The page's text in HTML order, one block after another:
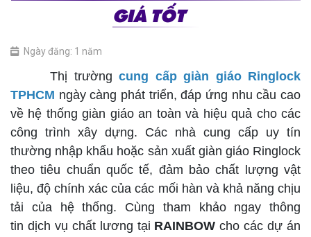
GIÁ TỐT
Ngày đăng: 1 năm
Thị trường cung cấp giàn giáo Ringlock
TPHCM ngày càng phát triển, đáp ứng nhu cầu cao
về hệ thống giàn giáo an toàn và hiệu quả cho các
công trình xây dựng. Các nhà cung cấp uy tín
thường nhập khẩu hoặc sản xuất giàn giáo Ringlock
theo tiêu chuẩn quốc tế, đảm bảo chất lượng vật
liệu, độ chính xác của các mối hàn và khả năng chịu
tải của hệ thống. Cùng tham khảo ngay thông
tin dịch vụ chất lương tại RAINBOW cho các dự án